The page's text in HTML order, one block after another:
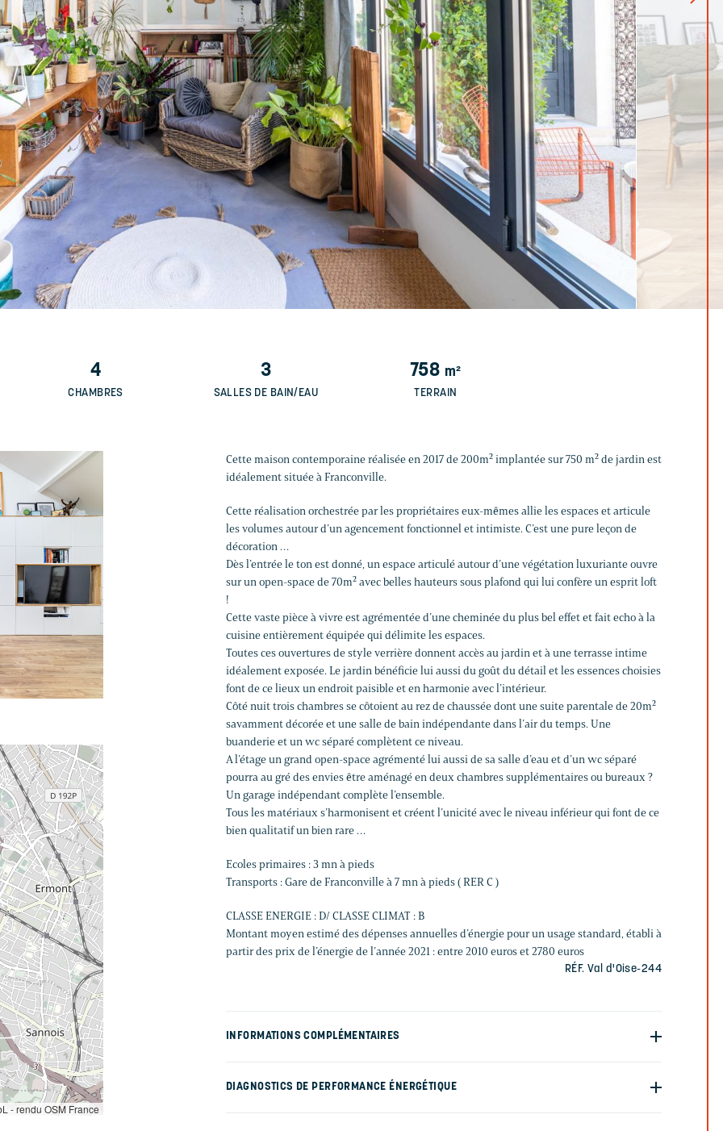
4
CHAMBRES
3
SALLES DE BAIN/EAU
758 m²
TERRAIN
Cette maison contemporaine réalisée en 2017 de 200m² implantée sur 750 m² de jardin est
idéalement située à Franconville.
Cette réalisation orchestrée par les propriétaires eux-mêmes allie les espaces et articule
les volumes autour d’un agencement fonctionnel et intimiste. C’est une pure leçon de
décoration …
Dès l’entrée le ton est donné, un espace articulé autour d’une végétation luxuriante ouvre
sur un open-space de 70m² avec belles hauteurs sous plafond qui lui confère un esprit loft
!
Cette vaste pièce à vivre est agrémentée d’une cheminée du plus bel effet et fait echo à la
cuisine entièrement équipée qui délimite les espaces.
Toutes ces ouvertures de style verrière donnent accès au jardin et à une terrasse intime
idéalement exposée. Le jardin bénéficie lui aussi du goût du détail et les essences choisies
font de ce lieux un endroit paisible et en harmonie avec l’intérieur.
Côté nuit trois chambres se côtoient au rez de chaussée dont une suite parentale de 20m²
savamment décorée et une salle de bain indépendante dans l’air du temps. Une
buanderie et un wc séparé complètent ce niveau.
A l’étage un grand open-space agrémenté lui aussi de sa salle d’eau et d’un wc séparé
pourra au gré des envies être aménagé en deux chambres supplémentaires ou bureaux ?
Un garage indépendant complète l’ensemble.
Tous les matériaux s’harmonisent et créent l’unicité avec le niveau inférieur qui font de ce
bien qualitatif un bien rare …
Ecoles primaires : 3 mn à pieds
Transports : Gare de Franconville à 7 mn à pieds ( RER C )
CLASSE ENERGIE : D/ CLASSE CLIMAT : B
Montant moyen estimé des dépenses annuelles d’énergie pour un usage standard, établi à
partir des prix de l’énergie de l’année 2021 : entre 2010 euros et 2780 euros
RÉF. Val d'Oise-244
INFORMATIONS COMPLÉMENTAIRES
DIAGNOSTICS DE PERFORMANCE ÉNERGÉTIQUE
- rendu OSM France